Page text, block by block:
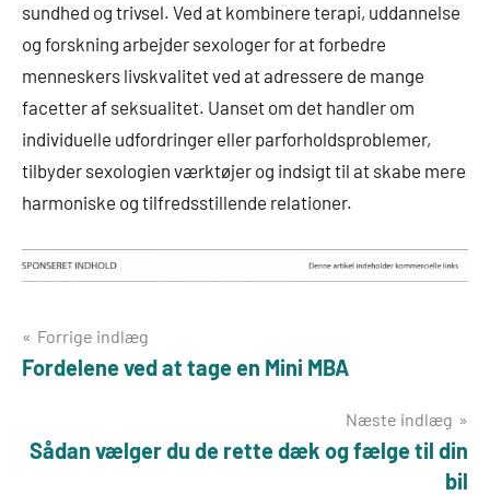
sundhed og trivsel. Ved at kombinere terapi, uddannelse
og forskning arbejder sexologer for at forbedre
menneskers livskvalitet ved at adressere de mange
facetter af seksualitet. Uanset om det handler om
individuelle udfordringer eller parforholdsproblemer,
tilbyder sexologien værktøjer og indsigt til at skabe mere
harmoniske og tilfredsstillende relationer.
Indlægsnavigation
Forrige indlæg
Fordelene ved at tage en Mini MBA
Næste indlæg
Sådan vælger du de rette dæk og fælge til din
bil